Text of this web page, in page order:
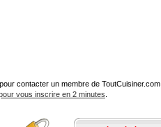
contacter un membre de ToutCuisiner.com.
vous inscrire en 2 minutes